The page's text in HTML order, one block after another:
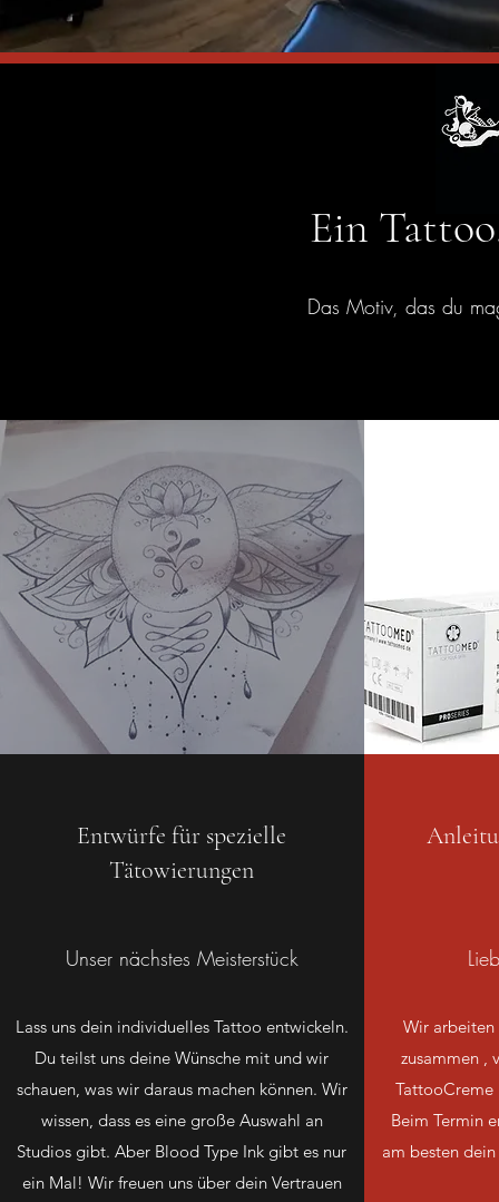
Ein
Das Motiv, das du
Entwürfe für spezielle
Tätowierungen
Unser nächstes Meisterstück
Lass uns dein individuelles Tattoo entwickeln.
Du teilst uns deine Wünsche mit und wir
schauen, was wir daraus machen können. Wir
wissen, dass es eine große Auswahl an
Studios gibt. Aber Blood Type Ink gibt es nur
ein Mal! Wir freuen uns über dein Vertrauen
Wir
zusammen ,
TattooCreme
Beim Termin
am besten